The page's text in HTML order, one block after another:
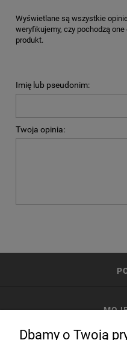
Wyświetlane są wszystkie
weryfikujemy, czy pochodzą
produkt.
Imię lub pseudonim:
Twoja opinia:
Dbamy o Twoją